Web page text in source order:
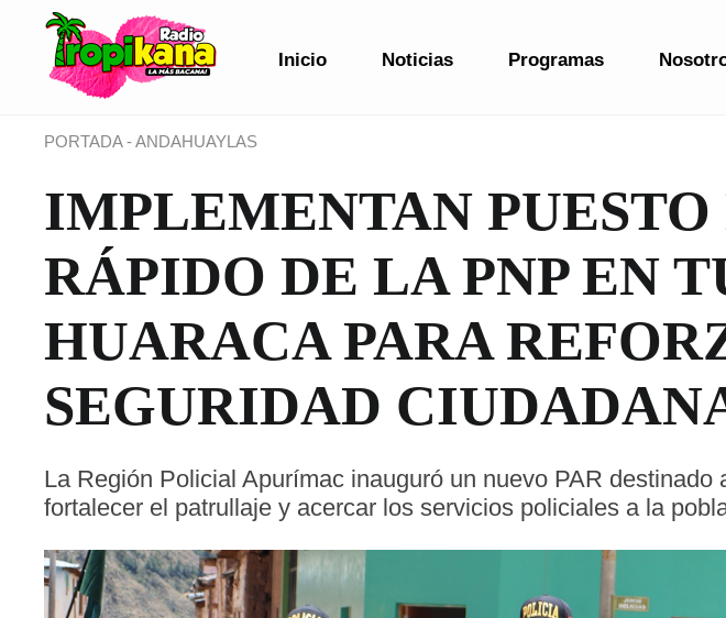
Inicio Noticias Programas
PORTADA-ANDAHUAYLAS
IMPLEMENTAN
RÁPIDO DE LA PNP EN
HUARACA PARA
SEGURIDAD
La Región Policial Apurímac inauguró un nuevo PAR destinado
fortalecer el patrullaje y acercar los servicios policiales a la